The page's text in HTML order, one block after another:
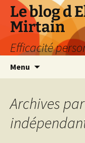
Aller
contenu
Le blog d
Mirtain
Efficacité
Menu
Archives